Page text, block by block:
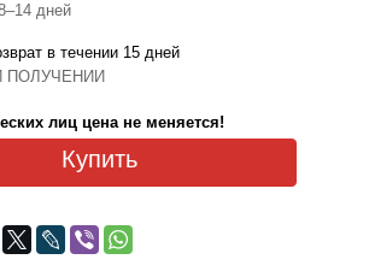
дней
в течении 15 дней
ПОЛУЧЕНИИ
лиц цена не меняется!
Купить